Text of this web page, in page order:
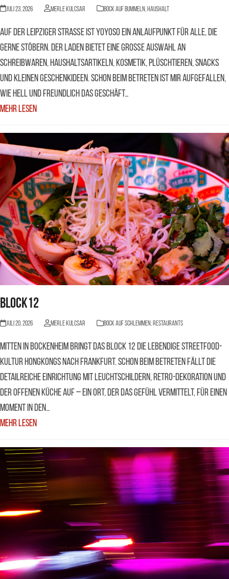
Juli 23, 2026 Merle Kulcsar BOCK AUF BUMMELN, Haushalt
Auf der Leipziger Straße ist YOYOSO ein Anlaufpunkt für alle, die
gerne stöbern. Der Laden bietet eine große Auswahl an
Schreibwaren, Haushaltsartikeln, Kosmetik, Plüschtieren, Snacks
und kleinen Geschenkideen. Schon beim Betreten ist mir aufgefallen,
wie hell und freundlich das Geschäft…
Mehr Lesen
Block12
Juli 20, 2026 Merle Kulcsar BOCK AUF SCHLEMMEN,Restaurants
Mitten in Bockenheim bringt das Block 12 die lebendige Streetfood-
Kultur Hongkongs nach Frankfurt. Schon beim Betreten fällt die
detailreiche Einrichtung mit Leuchtschildern, Retro-Dekoration und
der offenen Küche auf – ein Ort, der das Gefühl vermittelt, für einen
Moment in den…
Mehr Lesen